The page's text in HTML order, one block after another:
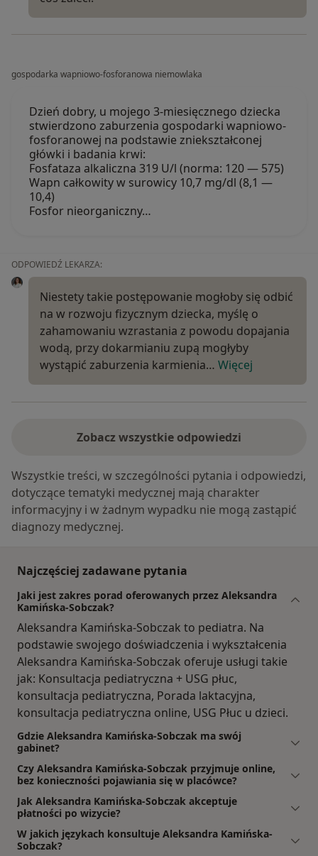
gospodarka wapniowo-fosforanowa niemowlaka
Dzień dobry, u mojego 3-miesięcznego dziecka
stwierdzono zaburzenia gospodarki wapniowo-
fosforanowej na podstawie zniekształconej
główki i badania krwi:
Fosfataza alkaliczna 319 U/l (norma: 120 — 575)
Wapn całkowity w surowicy 10,7 mg/dl (8,1 —
10,4)
Fosfor nieorganiczny…
ODPOWIEDŹ LEKARZA:
Niestety takie postępowanie mogłoby się odbić
na w rozwoju fizycznym dziecka, myślę o
zahamowaniu wzrastania z powodu dopajania
wodą, przy dokarmianiu zupą mogłyby
wystąpić zaburzenia karmienia… Więcej
Zobacz wszystkie odpowiedzi
Wszystkie treści, w szczególności pytania i odpowiedzi,
dotyczące tematyki medycznej mają charakter
informacyjny i w żadnym wypadku nie mogą zastąpić
diagnozy medycznej.
Najczęściej zadawane pytania
Jaki jest zakres porad oferowanych przez Aleksandra
Kamińska-Sobczak?
Aleksandra Kamińska-Sobczak to pediatra. Na
podstawie swojego doświadczenia i wykształcenia
Aleksandra Kamińska-Sobczak oferuje usługi takie
jak: Konsultacja pediatryczna + USG płuc,
konsultacja pediatryczna, Porada laktacyjna,
konsultacja pediatryczna online, USG Płuc u dzieci.
Gdzie Aleksandra Kamińska-Sobczak ma swój
gabinet?
Czy Aleksandra Kamińska-Sobczak przyjmuje online,
bez konieczności pojawiania się w placówce?
Jak Aleksandra Kamińska-Sobczak akceptuje
płatności po wizycie?
W jakich językach konsultuje Aleksandra Kamińska-
Sobczak?